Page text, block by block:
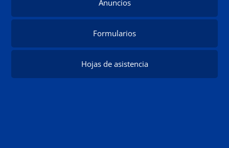
Anuncios
Formularios
Hojas de asistencia